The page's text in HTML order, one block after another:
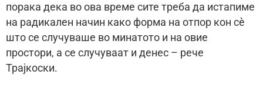
порака дека во ова време сите треба да истапиме
на радикален начин како форма на отпор кон сè
што се случуваше во минатото и на овие
простори, а се случуваат и денес – рече
Трајкоски.